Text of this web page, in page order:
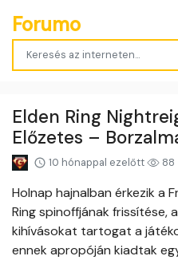
Forumo
Elden Ring
Előzetes –
10 hónappal ezelőtt 88
Holnap hajnalban érkezik a
Ring spinoffjának frissítése,
kihívásokat tartogat a
ennek apropóján kiadtak